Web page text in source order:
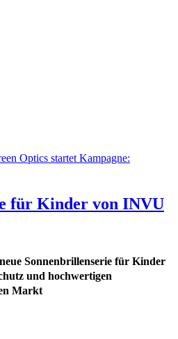
Optics startet Kampagne:
für Kinder von INVU
Sonnenbrillenserie für Kinder
und hochwertigen
Markt